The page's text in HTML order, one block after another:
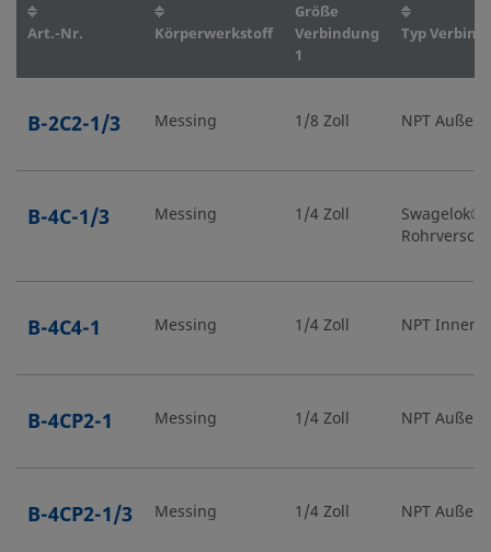
Art.-Nr. Körperwerkstoff
Größe
Verbindung
1
Typ
B-2C2-1/3 Messing 1/8 Zoll NPT
B-4C-1/3 Messing 1/4 Zoll
Swagelok®
B-4C4-1 Messing 1/4 Zoll NPT
B-4CP2-1 Messing 1/4 Zoll NPT
B-4CP2-1/3 Messing 1/4 Zoll NPT